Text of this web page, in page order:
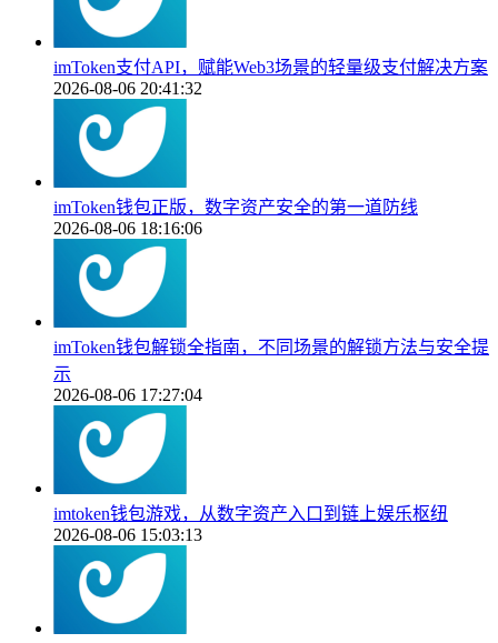
imToken支付API，赋能Web3场景的轻量级支付解决方案
2026-08-06 20:41:32
imToken钱包正版，数字资产安全的第一道防线
2026-08-06 18:16:06
imToken钱包解锁全指南，不同场景的解锁方法与安全提
示
2026-08-06 17:27:04
imtoken钱包游戏，从数字资产入口到链上娱乐枢纽
2026-08-06 15:03:13